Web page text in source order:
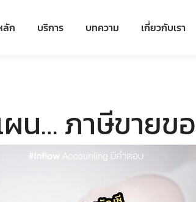
ลัก บริการ บทความ เกี่ยวกับเรา
น… ภาษีขายข